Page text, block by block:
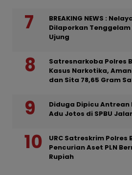
BREAKING NEWS :
Dilaporkan
Ujung
Satresnarkoba Polres
Kasus Narkotika,
dan Sita 78,65 Gram
Diduga Dipicu Antrean
Adu Jotos di SPBU
URC Satreskrim Polres
Pencurian Aset PLN
Rupiah